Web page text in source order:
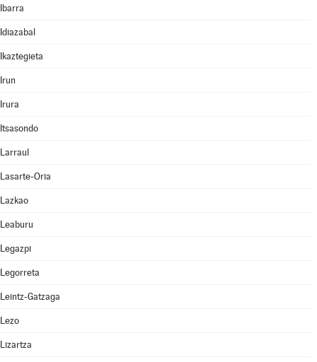
Ibarra
Idiazabal
Ikaztegieta
Irun
Irura
Itsasondo
Larraul
Lasarte-Oria
Lazkao
Leaburu
Legazpi
Legorreta
Leintz-Gatzaga
Lezo
Lizartza